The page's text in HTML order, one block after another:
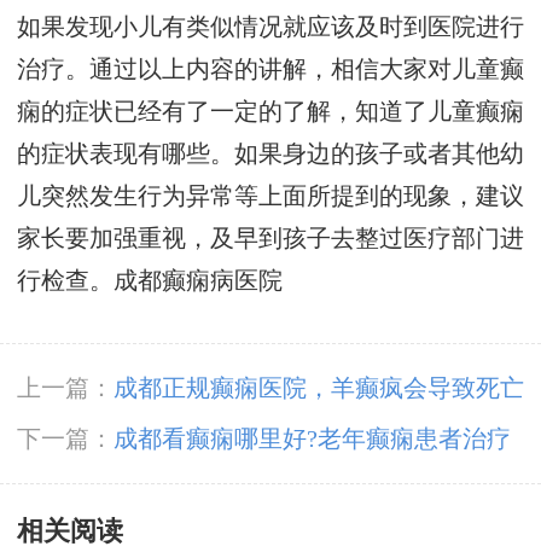
如果发现小儿有类似情况就应该及时到医院进行
治疗。通过以上内容的讲解，相信大家对儿童癫
痫的症状已经有了一定的了解，知道了儿童癫痫
的症状表现有哪些。如果身边的孩子或者其他幼
儿突然发生行为异常等上面所提到的现象，建议
家长要加强重视，及早到孩子去整过医疗部门进
行检查。 成都癫痫病医院
上一篇： 成都正规癫痫医院，羊癫疯会导致死亡
吗?
下一篇： 成都看癫痫哪里好?老年癫痫患者治疗
时需要注意什么?
相关阅读